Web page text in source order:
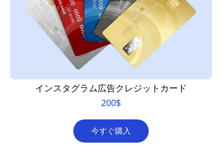
インスタグラム広告クレジットカード
200$
今すぐ購入